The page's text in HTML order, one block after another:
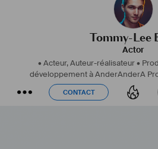
Tommy-Lee
Actor
• Acteur, Auteur-réalisateur •
développement à AnderAnderA
CONTACT
CONTACT